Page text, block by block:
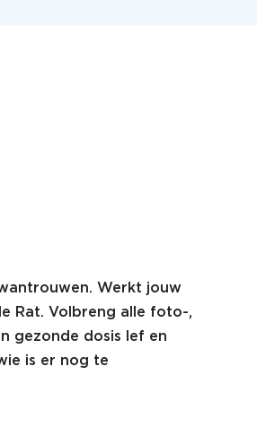
Werkt jouw
Rat. Volbreng alle foto-,
gezonde dosis lef en
is er nog te